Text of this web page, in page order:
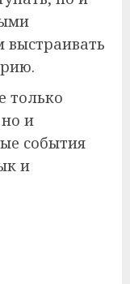
только
и
события
и